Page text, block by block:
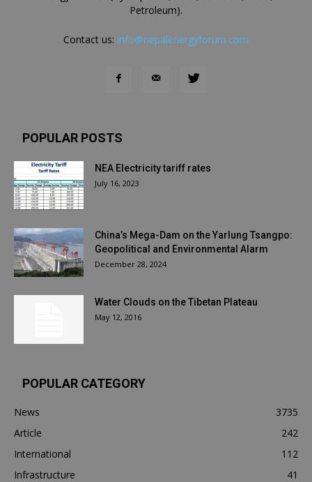
Petroleum).
Contact us: info@nepalenergyforum.com
POPULAR POSTS
NEA Electricity tariff rates
July 16, 2023
China’s Mega-Dam on the Yarlung Tsangpo:
Geopolitical and Environmental Alarm
December 28, 2024
Water Clouds on the Tibetan Plateau
May 12, 2016
POPULAR CATEGORY
News
3735
Article
242
International
112
Infrastructure
41